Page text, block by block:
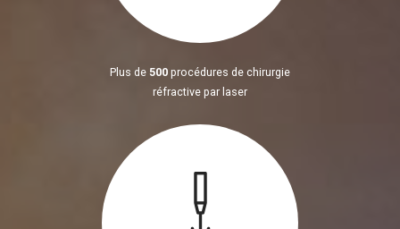
Plus de 500 procédures de chirurgie
réfractive par laser